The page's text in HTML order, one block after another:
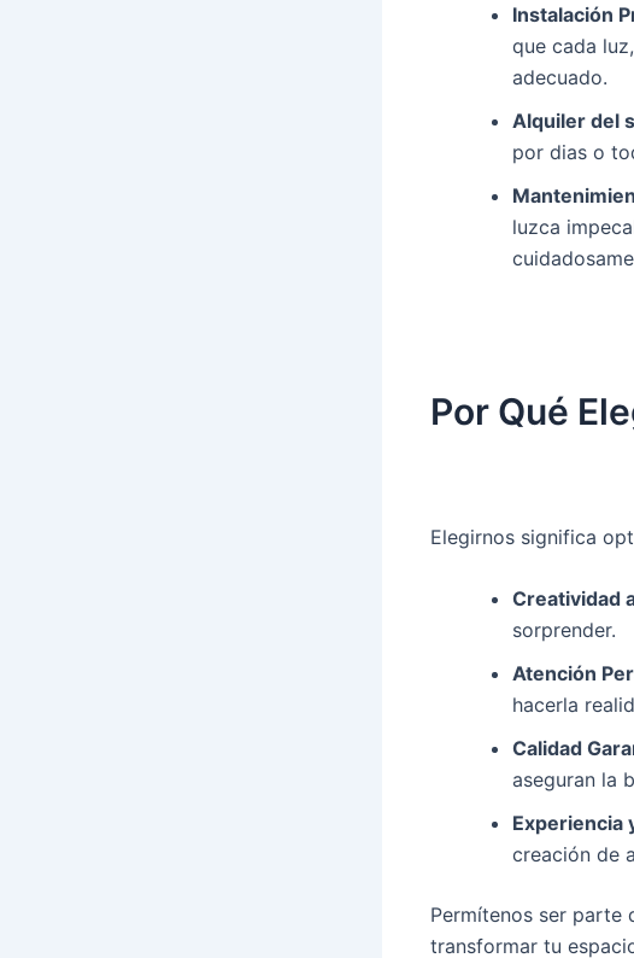
Instalación
que cada
adecuado.
Alquiler del
por dias o
luzca
Por Qué
Elegirnos significa
Creatividad
sorprender.
Atención
hacerla
Calidad
aseguran la
Experiencia
creación de
Permítenos ser parte
transformar tu